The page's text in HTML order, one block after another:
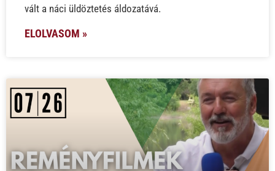
vált a náci üldöztetés áldozatává.
ELOLVASOM »